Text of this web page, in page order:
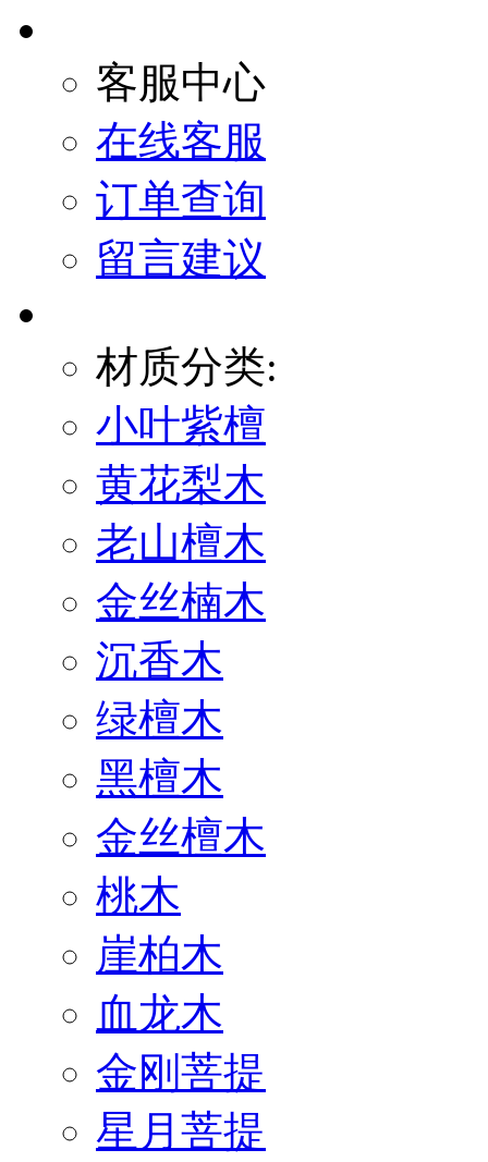
客服中心
在线客服
订单查询
留言建议
材质分类:
小叶紫檀
黄花梨木
老山檀木
金丝楠木
沉香木
绿檀木
黑檀木
金丝檀木
桃木
崖柏木
血龙木
金刚菩提
星月菩提